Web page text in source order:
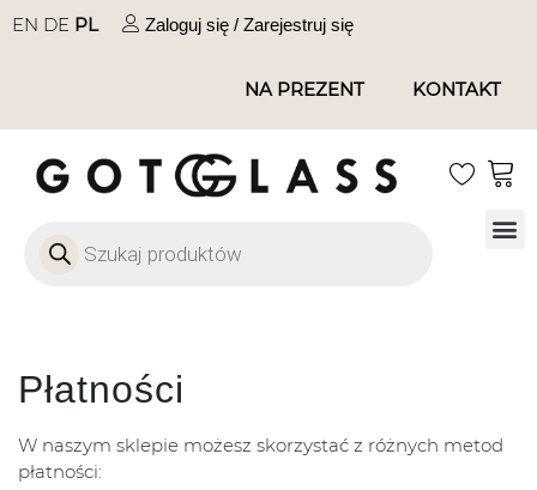
EN DE PL Zaloguj się / Zarejestruj się
NA PREZENT KONTAKT
Płatności
W naszym sklepie możesz skorzystać z różnych metod
płatności: